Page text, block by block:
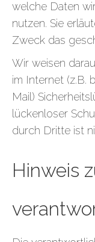
welche Daten
nutzen. Sie
Zweck das
Wir weisen
im Internet (z.B.
Mail)
lückenloser
durch Dritte ist
Hinweis